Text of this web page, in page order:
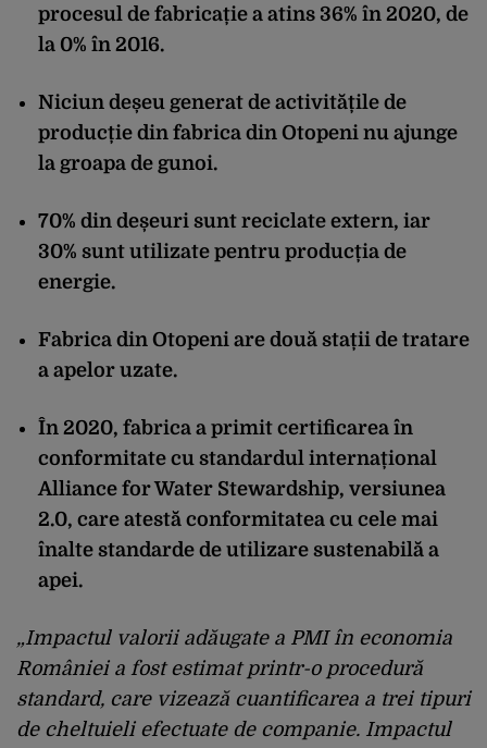
procesul de fabricație a atins 36% în 2020, de
la 0% în 2016.
Niciun deșeu generat de activitățile de
producție din fabrica din Otopeni nu ajunge
la groapa de gunoi.
70% din deșeuri sunt reciclate extern, iar
30% sunt utilizate pentru producția de
energie.
Fabrica din Otopeni are două stații de tratare
a apelor uzate.
În 2020, fabrica a primit certificarea în
conformitate cu standardul internațional
Alliance for Water Stewardship, versiunea
2.0, care atestă conformitatea cu cele mai
înalte standarde de utilizare sustenabilă a
apei.
„Impactul valorii adăugate a PMI în economia
României a fost estimat printr-o procedură
standard, care vizează cuantificarea a trei tipuri
de cheltuieli efectuate de companie. Impactul